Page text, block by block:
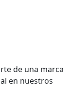
de una marca
en nuestros